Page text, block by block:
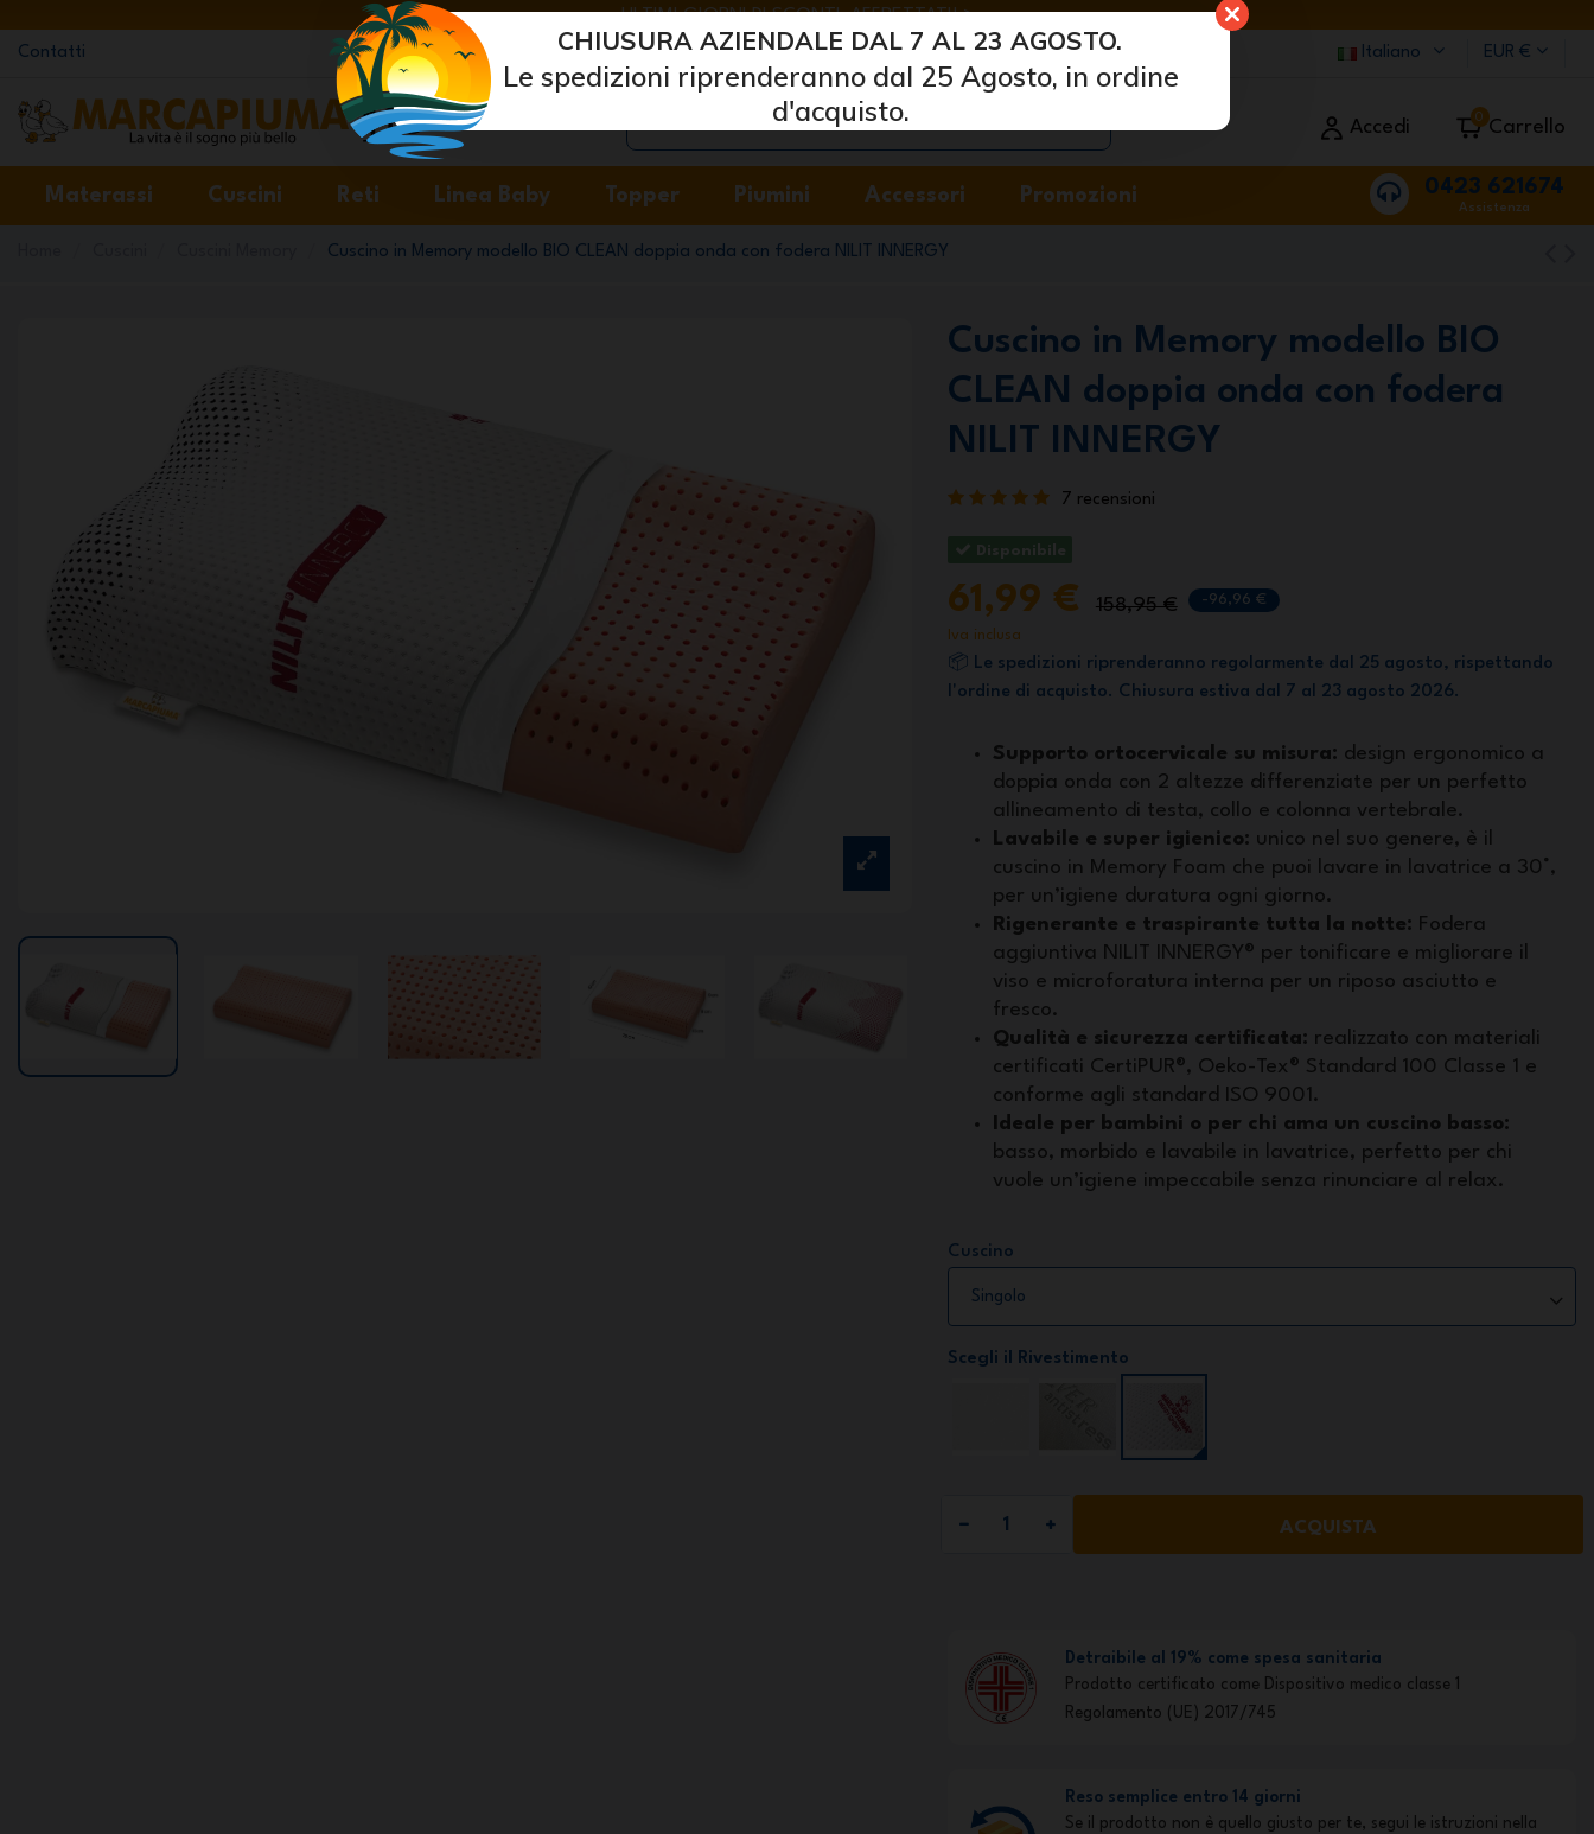
ULTIMI GIORNI DI SCONTI: AFFRETTATI! >
Contatti Marcapiuma| Produttori di materassi, cuscini e reti Italiano EUR €
Accedi 0 Carrello
Materassi Cuscini Reti Linea Baby Topper Piumini Accessori Promozioni 0423 621674
Assistenza
Cuscino in Memory modello BIO CLEAN doppia onda con fodera NILIT INNERGY
Cuscino in Memory modello BIO
CLEAN doppia onda con fodera
NILIT INNERGY
7 recensioni
61,99 € 158,95 € -96,96 €
Iva inclusa
📦 Le spedizioni riprenderanno regolarmente dal 25 agosto, rispettando
l'ordine di acquisto. Chiusura estiva dal 7 al 23 agosto 2026.
Supporto ortocervicale su misura: design ergonomico a
doppia onda con 2 altezze differenziate per un perfetto
allineamento di testa, collo e colonna vertebrale.
Lavabile e super igienico: unico nel suo genere, è il
cuscino in Memory Foam che puoi lavare in lavatrice a 30°,
per un’igiene duratura ogni giorno.
Rigenerante e traspirante tutta la notte: Fodera
aggiuntiva NILIT INNERGY® per tonificare e migliorare il
viso e microforatura interna per un riposo asciutto e
fresco.
Qualità e sicurezza certificata: realizzato con materiali
certificati CertiPUR®, Oeko-Tex® Standard 100 Classe 1 e
conforme agli standard ISO 9001.
Ideale per bambini o per chi ama un cuscino basso:
basso, morbido e lavabile in lavatrice, perfetto per chi
vuole un’igiene impeccabile senza rinunciare al relax.
Cuscino
Scegli il Rivestimento
ACQUISTA
Detraibile al 19% come spesa sanitaria
Prodotto certificato come Dispositivo medico classe 1
Regolamento (UE) 2017/745
Reso semplice entro 14 giorni
Se il prodotto non è quello giusto per te, segui le istruzioni nella
Le spedizioni riprenderanno dal 25 Agosto, in ordine
d'acquisto.
CHIUSURA AZIENDALE DAL 7 AL 23 AGOSTO.